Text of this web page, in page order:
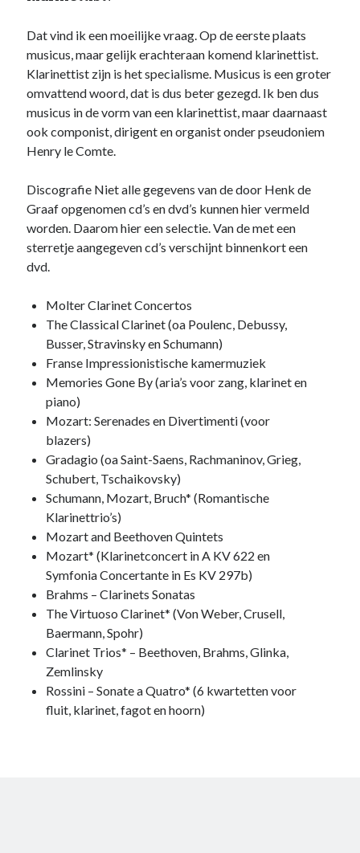
Dat vind ik een moeilijke vraag. Op de eerste plaats
musicus, maar gelijk erachteraan komend klarinettist.
Klarinettist zijn is het specialisme. Musicus is een groter
omvattend woord, dat is dus beter gezegd. Ik ben dus
musicus in de vorm van een klarinettist, maar daarnaast
ook componist, dirigent en organist onder pseudoniem
Henry le Comte.
Discografie Niet alle gegevens van de door Henk de
Graaf opgenomen cd’s en dvd’s kunnen hier vermeld
worden. Daarom hier een selectie. Van de met een
sterretje aangegeven cd’s verschijnt binnenkort een
dvd.
Molter Clarinet Concertos
The Classical Clarinet (oa Poulenc, Debussy,
Busser, Stravinsky en Schumann)
Franse Impressionistische kamermuziek
Memories Gone By (aria’s voor zang, klarinet en
piano)
Mozart: Serenades en Divertimenti (voor
blazers)
Gradagio (oa Saint-Saens, Rachmaninov, Grieg,
Schubert, Tschaikovsky)
Schumann, Mozart, Bruch* (Romantische
Klarinettrio’s)
Mozart and Beethoven Quintets
Mozart* (Klarinetconcert in A KV 622 en
Symfonia Concertante in Es KV 297b)
Brahms – Clarinets Sonatas
The Virtuoso Clarinet* (Von Weber, Crusell,
Baermann, Spohr)
Clarinet Trios* – Beethoven, Brahms, Glinka,
Zemlinsky
Rossini – Sonate a Quatro* (6 kwartetten voor
fluit, klarinet, fagot en hoorn)